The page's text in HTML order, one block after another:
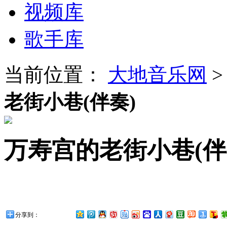
视频库
歌手库
当前位置：
大地音乐网
老街小巷(伴奏)
万寿宫的老街小巷(
分享到：